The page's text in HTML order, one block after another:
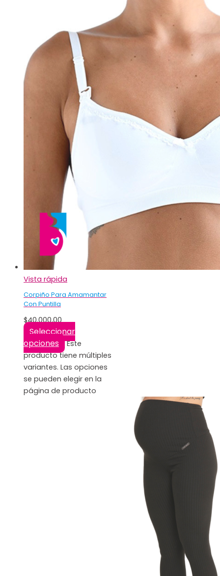
Vista rápida
Corpiño Para Amamantar
Con Puntilla
$40.000,00
Seleccionar
opciones
Este
producto tiene múltiples
variantes. Las opciones
se pueden elegir en la
página de producto